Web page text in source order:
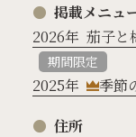
掲載メニュ
2026年 茄子と
期間限定
2025年 季節
住所